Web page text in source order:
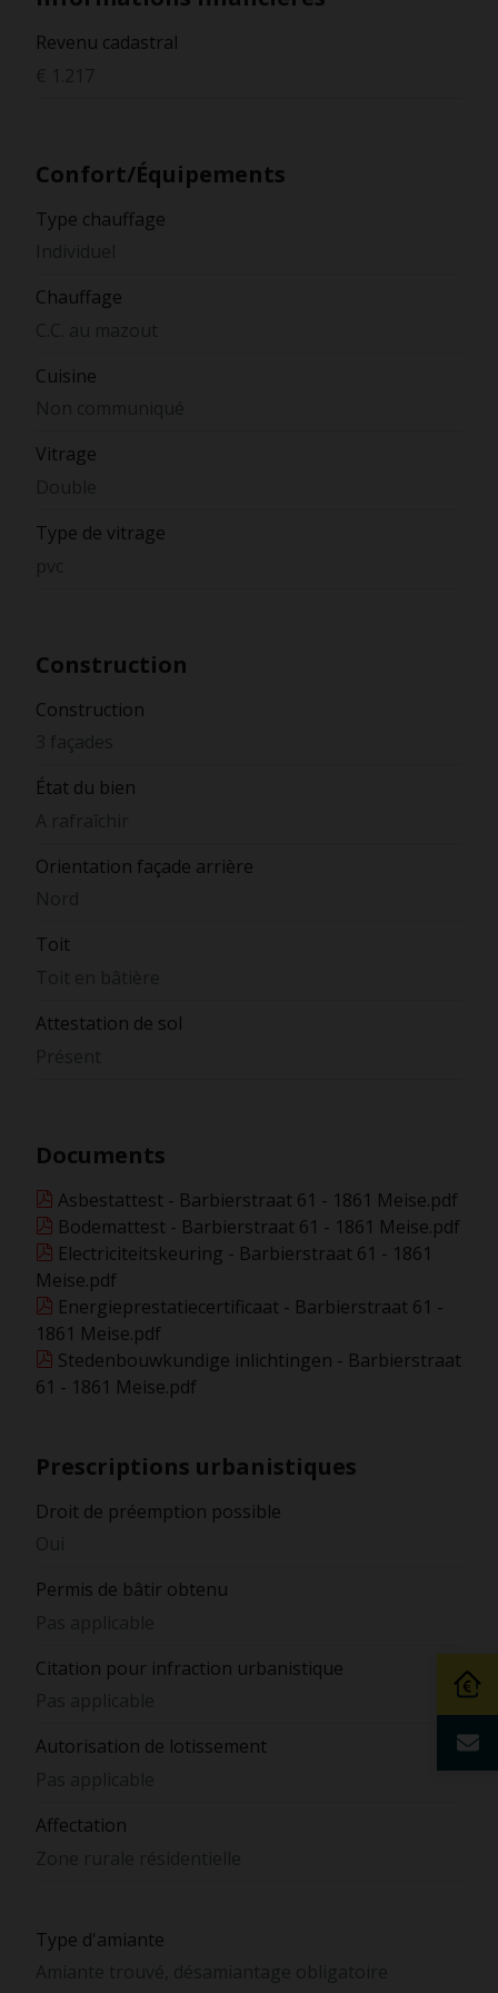
Revenu cadastral
Confort/Équipements
Type chauffage
Chauffage
Cuisine
Vitrage
Type de vitrage
Construction
Construction
État du bien
Orientation façade arrière
Toit
Attestation de sol
Documents
Asbestattest - Barbierstraat 61 - 1861 Meise.pdf
Bodemattest - Barbierstraat 61 - 1861 Meise.pdf
Electriciteitskeuring - Barbierstraat 61 - 1861
Meise.pdf
Energieprestatiecertificaat - Barbierstraat 61 -
1861 Meise.pdf
Stedenbouwkundige inlichtingen - Barbierstraat
61 - 1861 Meise.pdf
Prescriptions urbanistiques
Droit de préemption possible
Permis de bâtir obtenu
Citation pour infraction urbanistique
Autorisation de lotissement
Affectation
Type d'amiante